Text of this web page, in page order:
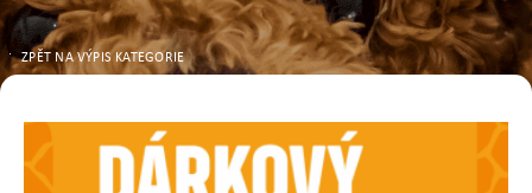
ZPĚT NA VÝPIS KATEGORIE